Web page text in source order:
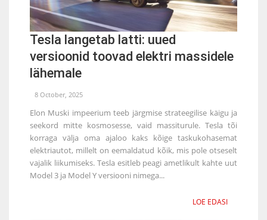
Tesla langetab latti: uued
versioonid toovad elektri massidele
lähemale
8 October, 2025
Elon Muski impeerium teeb järgmise strateegilise käigu ja
seekord mitte kosmosesse, vaid massiturule. Tesla tõi
korraga välja oma ajaloo kaks kõige taskukohasemat
elektriautot, millelt on eemaldatud kõik, mis pole otseselt
vajalik liikumiseks. Tesla esitleb peagi ametlikult kahte uut
Model 3 ja Model Y versiooni nimega...
LOE EDASI